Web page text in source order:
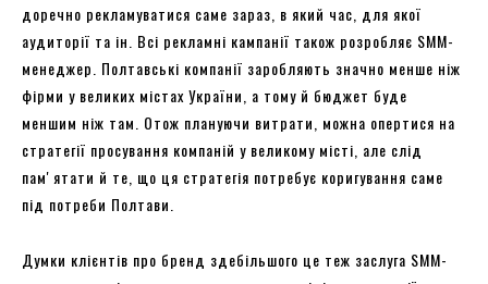
доречно рекламуватися саме зараз, в який час, для якої
аудиторії та ін. Всі рекламні кампанії також розробляє SMM-
менеджер. Полтавські компанії заробляють значно менше ніж
фірми у великих містах України, а тому й бюджет буде
меншим ніж там. Отож плануючи витрати, можна опертися на
стратегії просування компаній у великому місті, але слід
памʼятати й те, що ця стратегія потребує коригування саме
під потреби Полтави.
Думки клієнтів про бренд здебільшого це теж заслуга SMM-